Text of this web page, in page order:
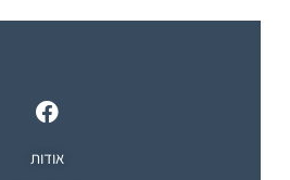
אודות